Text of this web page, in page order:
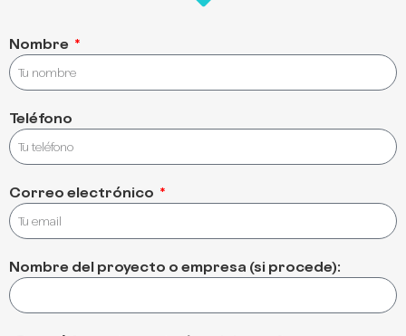
Nombre
Teléfono
Correo electrónico
Nombre del proyecto o empresa (si procede):